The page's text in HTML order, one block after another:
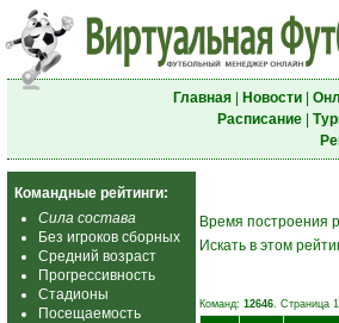
Главная| Новости|
Расписание|
Командные рейтинги:
Сила состава
Без игроков сборных
Средний возраст
Прогрессивность
Стадионы
Посещаемость
Время построения
Искать в этом
Команд: 12646. Страница